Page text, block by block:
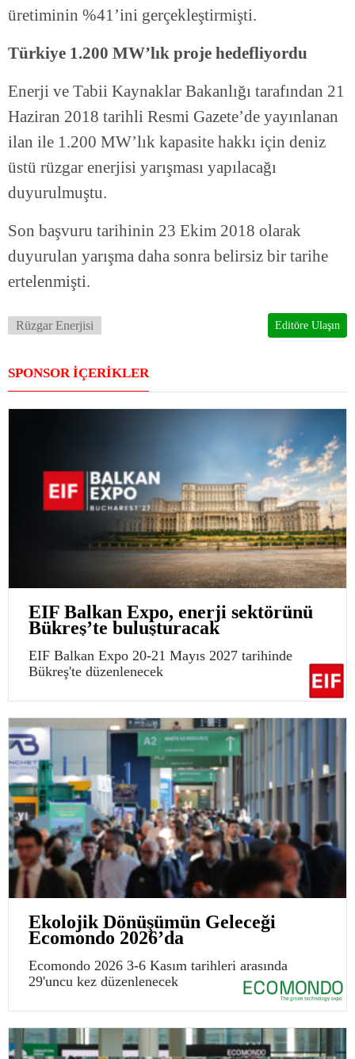
üretiminin %41’ini gerçekleştirmişti.
Türkiye 1.200 MW’lık proje hedefliyordu
Enerji ve Tabii Kaynaklar Bakanlığı tarafından 21
Haziran 2018 tarihli Resmi Gazete’de yayınlanan
ilan ile 1.200 MW’lık kapasite hakkı için deniz
üstü rüzgar enerjisi yarışması yapılacağı
duyurulmuştu.
Son başvuru tarihinin 23 Ekim 2018 olarak
duyurulan yarışma daha sonra belirsiz bir tarihe
ertelenmişti.
Rüzgar Enerjisi Editöre Ulaşın
SPONSOR İÇERİKLER
EIF Balkan Expo, enerji sektörünü
Bükreş’te buluşturacak
EIF Balkan Expo 20-21 Mayıs 2027 tarihinde
Bükreş'te düzenlenecek
Ekolojik Dönüşümün Geleceği
Ecomondo 2026’da
Ecomondo 2026 3-6 Kasım tarihleri arasında
29'uncu kez düzenlenecek